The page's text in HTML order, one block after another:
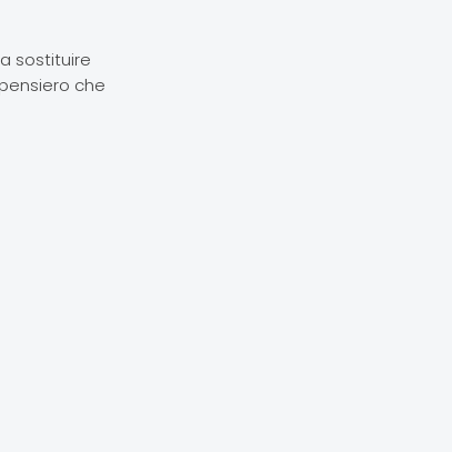
sostituire
che